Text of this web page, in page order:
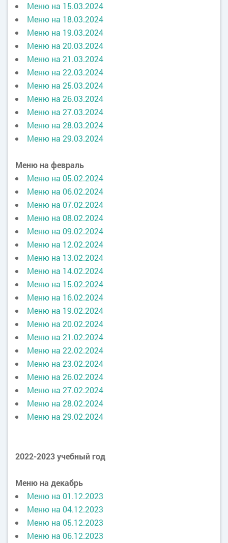
Меню на 15.03.2024
Меню на 18.03.2024
Меню на 19.03.2024
Меню на 20.03.2024
Меню на 21.03.2024
Меню на 22.03.2024
Меню на 25.03.2024
Меню на 26.03.2024
Меню на 27.03.2024
Меню на 28.03.2024
Меню на 29.03.2024
Меню на февраль
Меню на 05.02.2024
Меню на 06.02.2024
Меню на 07.02.2024
Меню на 08.02.2024
Меню на 09.02.2024
Меню на 12.02.2024
Меню на 13.02.2024
Меню на 14.02.2024
Меню на 15.02.2024
Меню на 16.02.2024
Меню на 19.02.2024
Меню на 20.02.2024
Меню на 21.02.2024
Меню на 22.02.2024
Меню на 23.02.2024
Меню на 26.02.2024
Меню на 27.02.2024
Меню на 28.02.2024
Меню на 29.02.2024
2022-2023 учебный год
Меню на декабрь
Меню на 01.12.2023
Меню на 04.12.2023
Меню на 05.12.2023
Меню на 06.12.2023